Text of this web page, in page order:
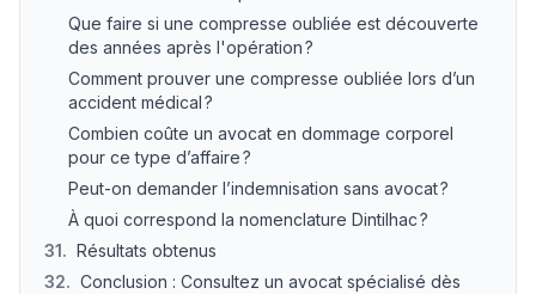
Que faire si une compresse oubliée est découverte
des années après l'opération ?
Comment prouver une compresse oubliée lors d’un
accident médical ?
Combien coûte un avocat en dommage corporel
pour ce type d’affaire ?
Peut-on demander l’indemnisation sans avocat ?
À quoi correspond la nomenclature Dintilhac ?
31. Résultats obtenus
32. Conclusion : Consultez un avocat spécialisé dès